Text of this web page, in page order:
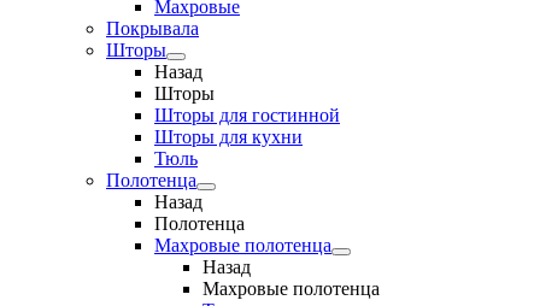
Махровые
Покрывала
Шторы
Назад
Шторы
Шторы для гостинной
Шторы для кухни
Тюль
Полотенца
Назад
Полотенца
Махровые полотенца
Назад
Махровые полотенца